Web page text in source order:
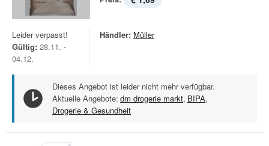
Leider verpasst!
Gültig: 28.11. -
04.12.
Händler: Müller
Dieses Angebot ist leider nicht mehr verfügbar.
Aktuelle Angebote: dm drogerie markt, BIPA,
Drogerie & Gesundheit